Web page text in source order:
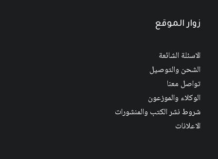
زوار الموقع
الاسئلة الشائعة
الشحن والتوصيل
تواصل معنا
الوكلاء والموزعون
شروط نشر الكتب والمنشورات
الاعلانات